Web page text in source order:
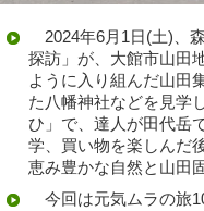
2024年6月1日(土)、
探訪」が、大館市山田
ように入り組んだ山田
た八幡神社などを見学
ひ」で、達人が田代岳
学、買い物を楽しんだ
恵み豊かな自然と山田
今回は元気ムラの旅